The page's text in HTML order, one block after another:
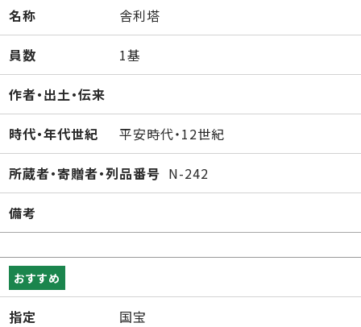
名称 舎利塔
員数 1基
作者・出土・伝来
時代・年代世紀 平安時代・12世紀
所蔵者・寄贈者・列品番号 N-242
備考
おすすめ
指定 国宝